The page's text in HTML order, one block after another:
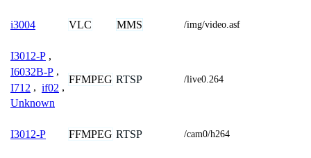
i3004 VLC MMS /img/video.asf
I3012-P ,
I6032B-P ,
I712 , if02 ,
Unknown
FFMPEG RTSP /live0.264
I3012-P FFMPEG RTSP /cam0/h264